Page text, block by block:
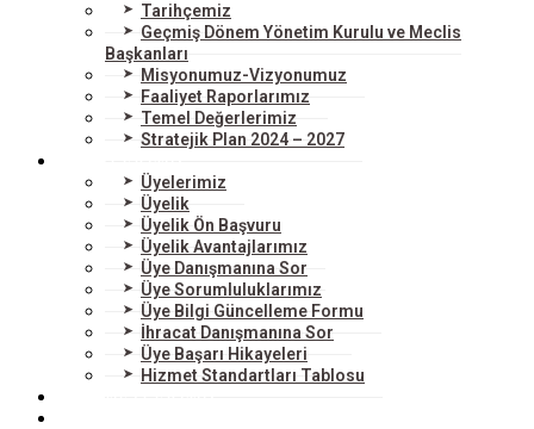
Tarihçemiz
Geçmiş Dönem Yönetim Kurulu ve Meclis
Başkanları
Misyonumuz-Vizyonumuz
Faaliyet Raporlarımız
Temel Değerlerimiz
Stratejik Plan 2024 – 2027
Üyelerimiz
Üyelik
Üyelik Ön Başvuru
Üyelik Avantajlarımız
Üye Danışmanına Sor
Üye Sorumluluklarımız
Üye Bilgi Güncelleme Formu
İhracat Danışmanına Sor
Üye Başarı Hikayeleri
Hizmet Standartları Tablosu